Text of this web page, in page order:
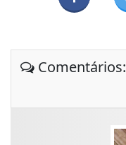
Comentários: